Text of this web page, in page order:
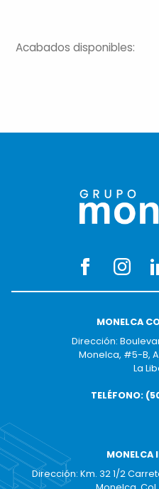
Acabados disponibles:
MONELCA
Dirección:
Monelca, #5-B,
La
TELÉFONO:
MONELCA
Dirección: Km. 32 1/2